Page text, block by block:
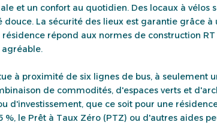
et un confort au quotidien. Des locaux à vélos
La sécurité des lieux est garantie grâce à
répond aux normes de construction
à proximité de six lignes de bus, à seulement
de commodités, d'espaces verts et
d'investissement, que ce soit pour une
%, le Prêt à Taux Zéro (PTZ) ou d'autres aides